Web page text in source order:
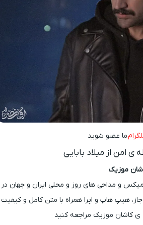
ما عضو شوید
امن از میلاد بابایی
موزیک
و مداحی های روز و محلی ایران و جهان در
هیپ هاپ و اپرا همراه با متن کامل و کیفیت